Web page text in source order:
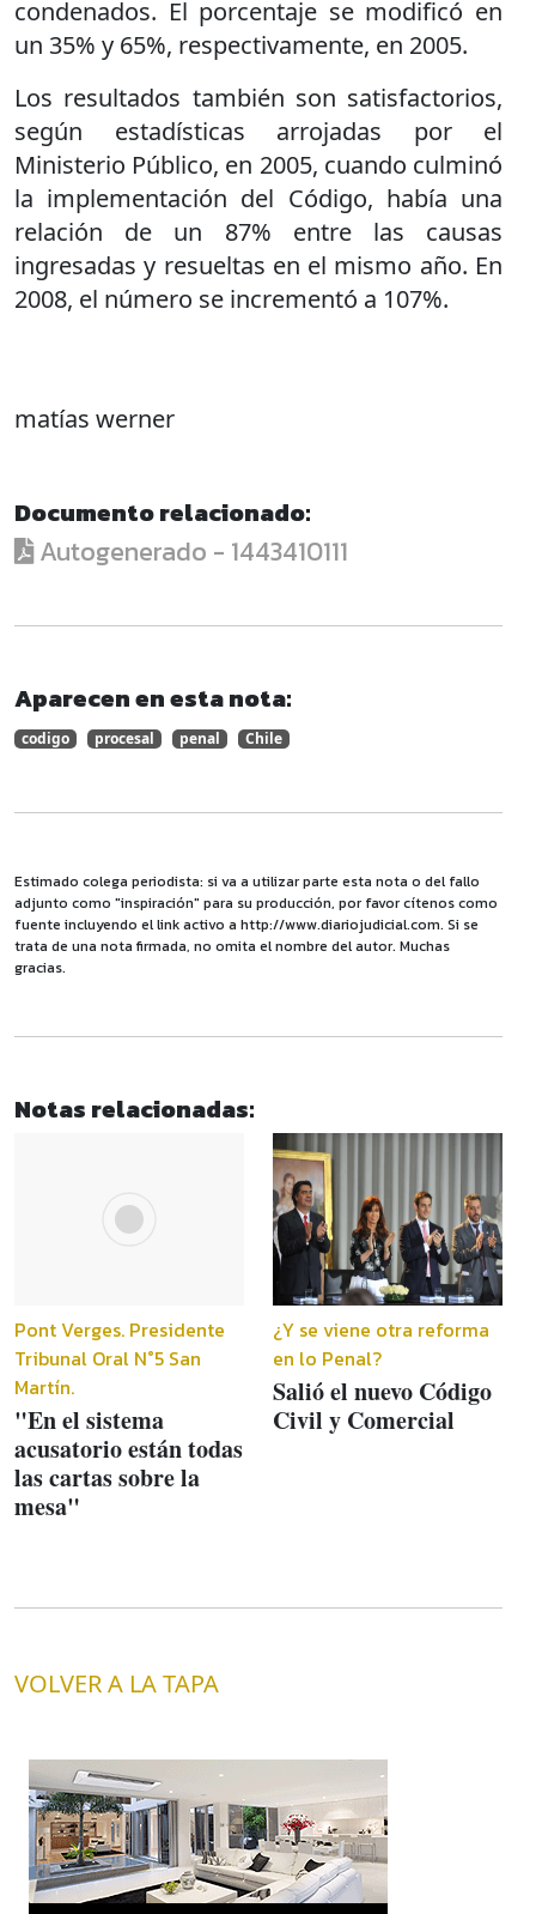
condenados. El porcentaje se modificó en
un 35% y 65%, respectivamente, en 2005.
Los resultados también son satisfactorios,
según estadísticas arrojadas por el
Ministerio Público, en 2005, cuando culminó
la implementación del Código, había una
relación de un 87% entre las causas
ingresadas y resueltas en el mismo año. En
2008, el número se incrementó a 107%.
matías werner
Documento relacionado:
Autogenerado - 1443410111
Aparecen en esta nota:
codigo procesal penal Chile
Estimado colega periodista: si va a utilizar parte esta nota o del fallo
adjunto como "inspiración" para su producción, por favor cítenos como
fuente incluyendo el link activo a http://www.diariojudicial.com. Si se
trata de una nota firmada, no omita el nombre del autor. Muchas
gracias.
Notas relacionadas:
Pont Verges. Presidente
Tribunal Oral N°5 San
Martín.
"En el sistema
acusatorio están todas
las cartas sobre la
mesa"
¿Y se viene otra reforma
en lo Penal?
Salió el nuevo Código
Civil y Comercial
VOLVER A LA TAPA